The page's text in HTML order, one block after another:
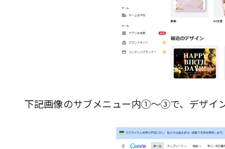
下記画像のサブメニュー内①～③で、デザイ